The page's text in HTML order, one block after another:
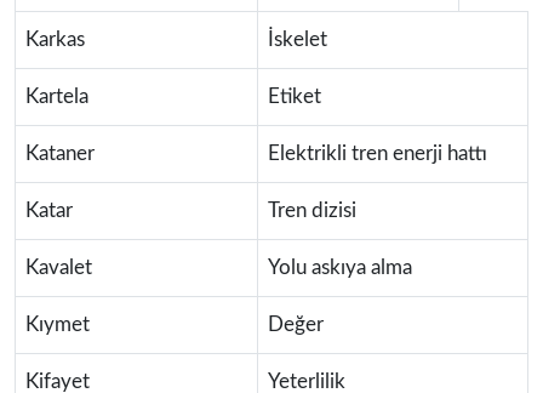
Karkas İskelet
Kartela Etiket
Kataner Elektrikli tren enerji hattı
Katar Tren dizisi
Kavalet Yolu askıya alma
Kıymet Değer
Kifayet Yeterlilik